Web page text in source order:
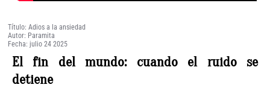
Título: Adios a la ansiedad
Autor: Paramita
Fecha: julio 24 2025
El fin del mundo: cuando el ruido se
detiene